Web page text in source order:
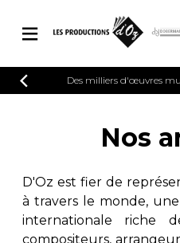
CATALOGUE
riche en œuvres originales et en
arrangements de qualité.
PARTITIONS POUR
Des milliers d'œuvres
riche en œuvres originales
arrangements de qualité.
Nos
D'Oz est fier de
à travers le monde,
internationale riche
compositeurs,